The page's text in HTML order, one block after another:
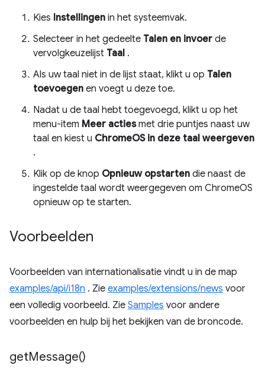
Kies Instellingen in het systeemvak.
Selecteer in het gedeelte Talen en invoer de
vervolgkeuzelijst Taal .
Als uw taal niet in de lijst staat, klikt u op Talen
toevoegen en voegt u deze toe.
Nadat u de taal hebt toegevoegd, klikt u op het
menu-item Meer actiesmet drie puntjes naast uw
taal en kiest u ChromeOS in deze taal weergeven
.
Klik op de knop Opnieuw opstarten die naast de
ingestelde taal wordt weergegeven om ChromeOS
opnieuw op te starten.
Voorbeelden
Voorbeelden van internationalisatie vindt u in de map
examples/api/i18n . Zie examples/extensions/news voor
een volledig voorbeeld. Zie Samples voor andere
voorbeelden en hulp bij het bekijken van de broncode.
getMessage()